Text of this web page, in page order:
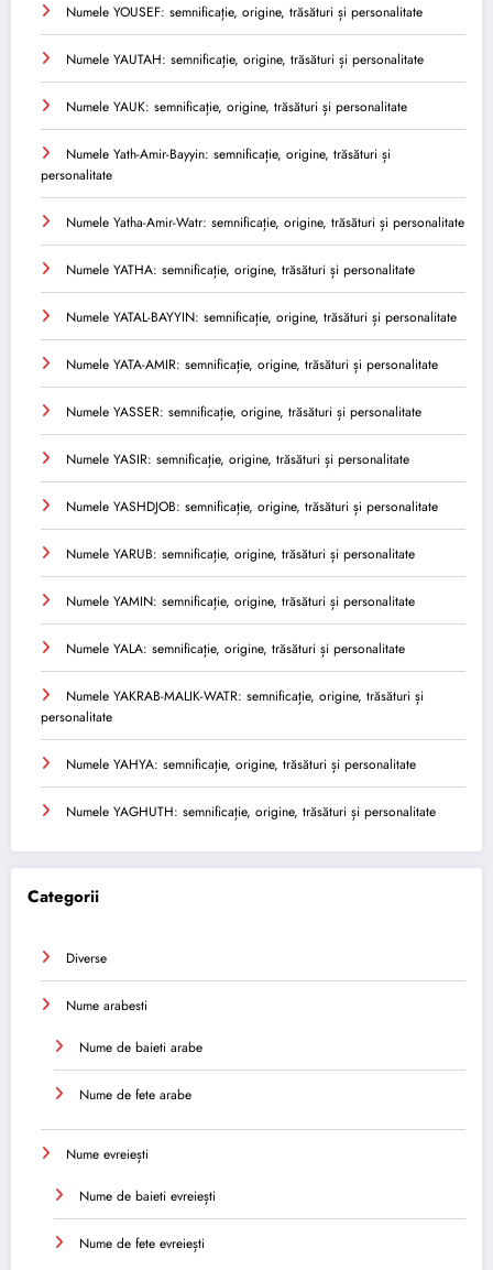
Numele YOUSEF: semnificație, origine, trăsături și personalitate
Numele YAUTAH: semnificație, origine, trăsături și personalitate
Numele YAUK: semnificație, origine, trăsături și personalitate
Numele Yath-Amir-Bayyin: semnificație, origine, trăsături și
personalitate
Numele Yatha-Amir-Watr: semnificație, origine, trăsături și personalitate
Numele YATHA: semnificație, origine, trăsături și personalitate
Numele YATAL-BAYYIN: semnificație, origine, trăsături și personalitate
Numele YATA-AMIR: semnificație, origine, trăsături și personalitate
Numele YASSER: semnificație, origine, trăsături și personalitate
Numele YASIR: semnificație, origine, trăsături și personalitate
Numele YASHDJOB: semnificație, origine, trăsături și personalitate
Numele YARUB: semnificație, origine, trăsături și personalitate
Numele YAMIN: semnificație, origine, trăsături și personalitate
Numele YALA: semnificație, origine, trăsături și personalitate
Numele YAKRAB-MALIK-WATR: semnificație, origine, trăsături și
personalitate
Numele YAHYA: semnificație, origine, trăsături și personalitate
Numele YAGHUTH: semnificație, origine, trăsături și personalitate
Categorii
Diverse
Nume arabesti
Nume de baieti arabe
Nume de fete arabe
Nume evreiești
Nume de baieti evreiești
Nume de fete evreiești